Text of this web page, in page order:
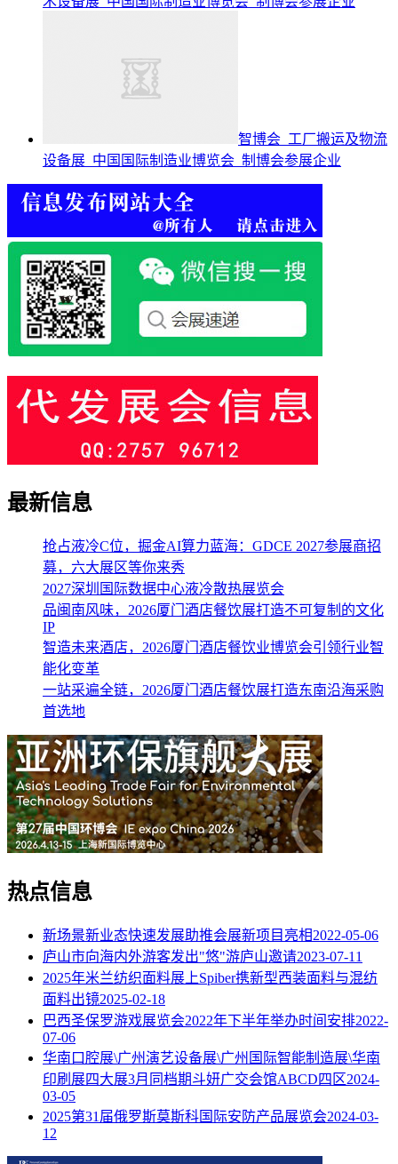
智博会_工厂搬运及物流
设备展_中国国际制造业博览会_制博会参展企业
最新信息
抢占液冷C位，掘金AI算力蓝海：GDCE 2027参展商招
募，六大展区等你来秀
2027深圳国际数据中心液冷散热展览会
品闽南风味，2026厦门酒店餐饮展打造不可复制的文化
IP
智造未来酒店，2026厦门酒店餐饮业博览会引领行业智
能化变革
一站采遍全链，2026厦门酒店餐饮展打造东南沿海采购
首选地
热点信息
新场景新业态快速发展助推会展新项目亮相2022-05-06
庐山市向海内外游客发出"悠"游庐山邀请2023-07-11
2025年米兰纺织面料展上Spiber携新型西装面料与混纺
面料出镜2025-02-18
巴西圣保罗游戏展览会2022年下半年举办时间安排2022-
07-06
华南口腔展\广州演艺设备展\广州国际智能制造展\华南
印刷展四大展3月同档期斗妍广交会馆ABCD四区2024-
03-05
2025第31届俄罗斯莫斯科国际安防产品展览会2024-03-
12